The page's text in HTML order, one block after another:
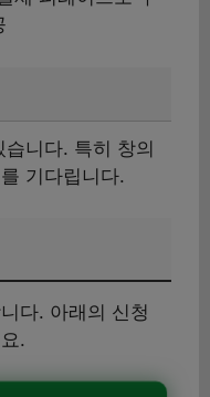
니다. 특히 창의
기다립니다.
다. 아래의 신청
.